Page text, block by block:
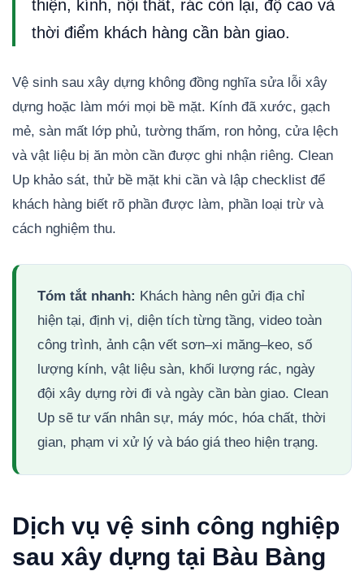
thiện, kính, nội thất, rác còn lại, độ cao và
thời điểm khách hàng cần bàn giao.
Vệ sinh sau xây dựng không đồng nghĩa sửa lỗi xây
dựng hoặc làm mới mọi bề mặt. Kính đã xước, gạch
mẻ, sàn mất lớp phủ, tường thấm, ron hỏng, cửa lệch
và vật liệu bị ăn mòn cần được ghi nhận riêng. Clean
Up khảo sát, thử bề mặt khi cần và lập checklist để
khách hàng biết rõ phần được làm, phần loại trừ và
cách nghiệm thu.
Tóm tắt nhanh: Khách hàng nên gửi địa chỉ
hiện tại, định vị, diện tích từng tầng, video toàn
công trình, ảnh cận vết sơn–xi măng–keo, số
lượng kính, vật liệu sàn, khối lượng rác, ngày
đội xây dựng rời đi và ngày cần bàn giao. Clean
Up sẽ tư vấn nhân sự, máy móc, hóa chất, thời
gian, phạm vi xử lý và báo giá theo hiện trạng.
Dịch vụ vệ sinh công nghiệp
sau xây dựng tại Bàu Bàng